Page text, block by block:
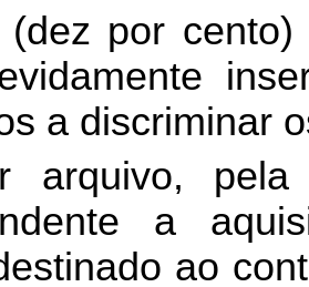
por
a discriminar
arquivo, pela
a
ao